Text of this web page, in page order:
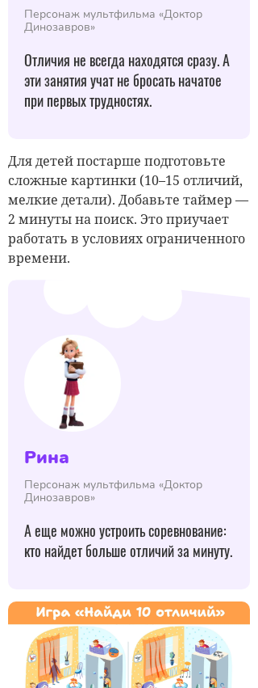
Персонаж мультфильма «Доктор
Динозавров»
Отличия не всегда находятся сразу. А
эти занятия учат не бросать начатое
при первых трудностях.
Для детей постарше подготовьте
сложные картинки (10–15 отличий,
мелкие детали). Добавьте таймер —
2 минуты на поиск. Это приучает
работать в условиях ограниченного
времени.
Рина
Персонаж мультфильма «Доктор
Динозавров»
А еще можно устроить соревнование:
кто найдет больше отличий за минуту.